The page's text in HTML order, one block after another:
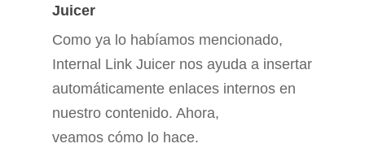
Juicer
Como ya lo habíamos mencionado,
Internal Link Juicer nos ayuda a insertar
automáticamente enlaces internos en
nuestro contenido. Ahora,
veamos cómo lo hace.